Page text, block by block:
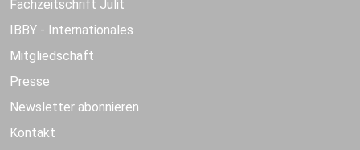
Fachzeitschrift Julit
IBBY - Internationales
Mitgliedschaft
Presse
Newsletter abonnieren
Kontakt